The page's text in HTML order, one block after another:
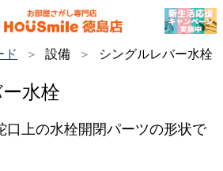
ド 設備 シングルレバー水栓
水栓
口上の水栓開閉パーツの形状で